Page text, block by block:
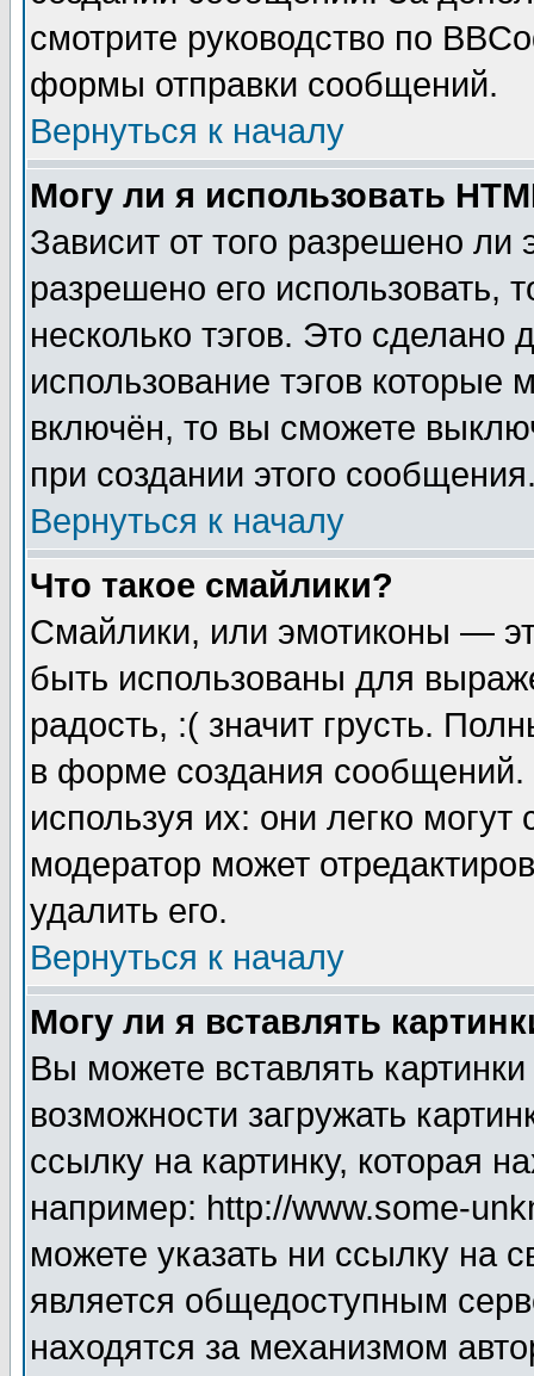
смотрите руководство по
формы отправки сообщений.
Вернуться к началу
Могу ли я использовать
Зависит от того разрешено
разрешено его использовать,
несколько тэгов. Это сделано
использование тэгов
включён, то вы сможете
при создании этого
Вернуться к началу
Что такое смайлики?
Смайлики, или эмотиконы —
быть использованы для
радость, :( значит грусть.
в форме создания сообщений.
используя их: они легко
модератор может
удалить его.
Вернуться к началу
Могу ли я вставлять
Вы можете вставлять
возможности загружать
ссылку на картинку, которая
например: http://www.some-
можете указать ни ссылку на
является общедоступным
находятся за механизмом